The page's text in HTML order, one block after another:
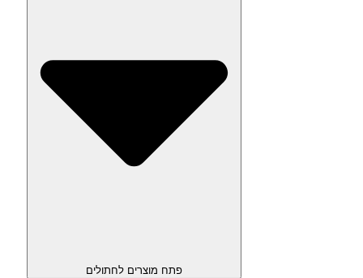
פתח מוצרים לחתולים